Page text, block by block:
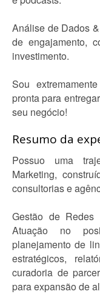
Análise de Dados
de engajamento,
investimento.
Sou
pronta para
seu negócio!
Resumo da
Possuo uma
Marketing,
consultorias e
Gestão de Redes
Atuação no
planejamento de
estratégicos,
curadoria de
para expansão de